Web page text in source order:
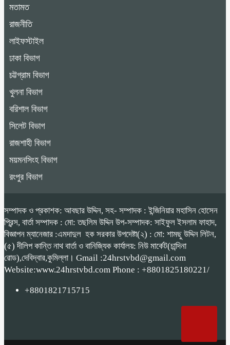
মতামত
রাজনীতি
লাইফস্টাইল
ঢাকা বিভাগ
চট্টগ্রাম বিভাগ
খুলনা বিভাগ
বরিশাল বিভাগ
সিলেট বিভাগ
রাজশাহী বিভাগ
ময়মনসিংহ বিভাগ
রংপুর বিভাগ
সম্পাদক ও প্রকাশক: আবছার উদ্দিন, সহ- সম্পাদক : ইন্জিনিয়ার মহাসিন হোসেন
প্রিন্স, বার্তা সম্পাদক : মো: তছলিম উদ্দিন উপ-সম্পাদক: সাইফুল ইসলাম ফাহাদ,
বিজ্ঞাপন ম্যানেজার :এমদাদুল হক সরকার উপদেষ্টা(২) : মো: শামছু উদ্দিন লিটন,
(৫) দীলিপ কান্তি নাথ বার্তা ও বানিজ্যিক কার্যালয়: নিউ মার্কেট(চান্দিনা
রোড),দেবিদ্বার,কুমিল্লা। Gmail :24hrstvbd@gmail.com
Website:www.24hrstvbd.com Phone : +8801825180221/
+8801821715715